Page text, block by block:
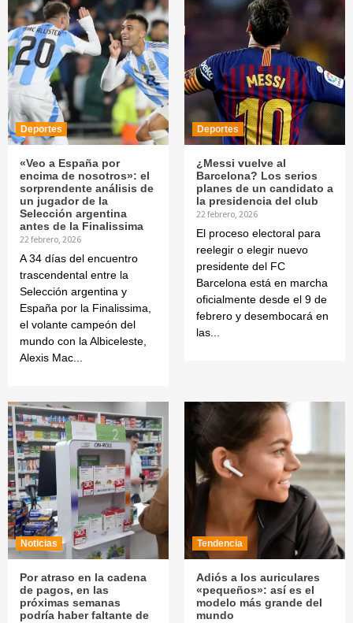
Deportes
«Veo a España por
encima de nosotros»: el
sorprendente análisis de
un jugador de la
Selección argentina
antes de la Finalissima
22 febrero, 2026
A 34 días del encuentro
trascendental entre la
Selección argentina y
España por la Finalissima,
el volante campeón del
mundo con la Albiceleste,
Alexis Mac...
Deportes
¿Messi vuelve al
Barcelona? Los serios
planes de un candidato a
la presidencia del club
22 febrero, 2026
El proceso electoral para
reelegir o elegir nuevo
presidente del FC
Barcelona está en marcha
oficialmente desde el 9 de
febrero y desembocará en
las...
Noticias
Por atraso en la cadena
de pagos, en las
próximas semanas
podría haber faltante de
Tendencia
Adiós a los auriculares
«pequeños»: así es el
modelo más grande del
mundo